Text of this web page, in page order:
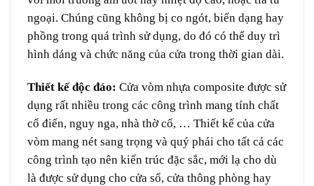
ngoại. Chúng cũng không bị co ngót, biến dạng hay
phồng trong quá trình sử dụng, do đó có thể duy trì
hình dáng và chức năng của cửa trong thời gian dài.
Thiết kế độc đáo: Cửa vòm nhựa composite được sử
dụng rất nhiều trong các công trình mang tính chất
cổ điển, nguy nga, nhà thờ cổ, … Thiết kế của cửa
vòm mang nét sang trọng và quý phái cho tất cả các
công trình tạo nên kiến trúc đặc sắc, mới lạ cho dù
là được sử dụng cho cửa sổ, cửa thông phòng hay